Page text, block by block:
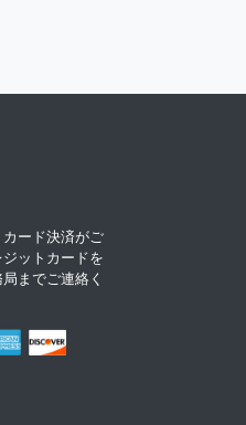
ード決済がご
ットカードを
までご連絡く